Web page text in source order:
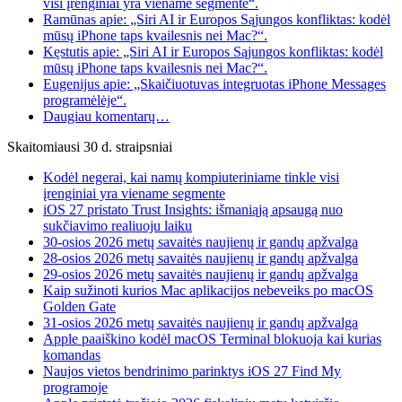
visi įrenginiai yra viename segmente“.
Ramūnas apie: „Siri AI ir Europos Sąjungos konfliktas: kodėl
mūsų iPhone taps kvailesnis nei Mac?“.
Kęstutis apie: „Siri AI ir Europos Sąjungos konfliktas: kodėl
mūsų iPhone taps kvailesnis nei Mac?“.
Eugenijus apie: „Skaičiuotuvas integruotas iPhone Messages
programėlėje“.
Daugiau komentarų…
Skaitomiausi 30 d. straipsniai
Kodėl negerai, kai namų kompiuteriniame tinkle visi
įrenginiai yra viename segmente
iOS 27 pristato Trust Insights: išmaniąją apsaugą nuo
sukčiavimo realiuoju laiku
30-osios 2026 metų savaitės naujienų ir gandų apžvalga
28-osios 2026 metų savaitės naujienų ir gandų apžvalga
29-osios 2026 metų savaitės naujienų ir gandų apžvalga
Kaip sužinoti kurios Mac aplikacijos nebeveiks po macOS
Golden Gate
31-osios 2026 metų savaitės naujienų ir gandų apžvalga
Apple paaiškino kodėl macOS Terminal blokuoja kai kurias
komandas
Naujos vietos bendrinimo parinktys iOS 27 Find My
programoje